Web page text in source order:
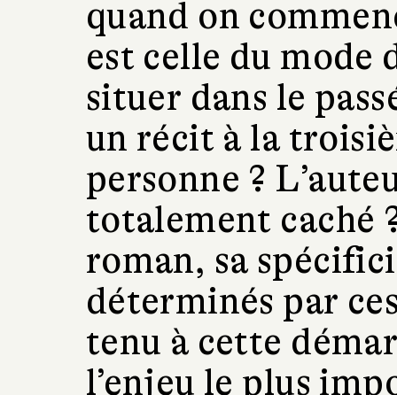
quand on
est celle du mode
situer dans le
un récit à la
personne ?
totalement caché
roman, sa
déterminés par
tenu à cette
l’enjeu le plus